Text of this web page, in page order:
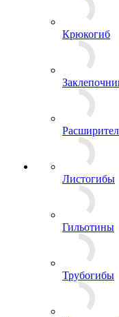
Крюкогиб
Листогибы
Гильотины
Трубогибы